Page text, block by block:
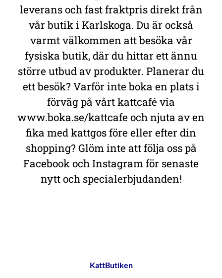
leverans och fast fraktpris direkt från
vår butik i Karlskoga. Du är också
varmt välkommen att besöka vår
fysiska butik, där du hittar ett ännu
större utbud av produkter. Planerar du
ett besök? Varför inte boka en plats i
förväg på vårt kattcafé via
www.boka.se/kattcafe och njuta av en
fika med kattgos före eller efter din
shopping? Glöm inte att följa oss på
Facebook och Instagram för senaste
nytt och specialerbjudanden!
KattButiken